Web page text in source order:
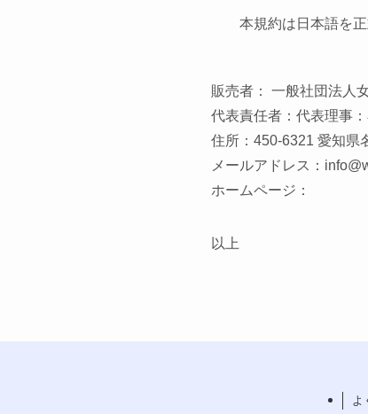
本規約は日本語を
販売者： ⼀般社団法⼈
代表責任者：代表理事
住所：450-6321 愛知県
メールアドレス：
ホームページ：
以上
よ